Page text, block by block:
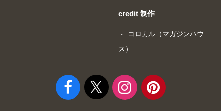
credit 制作
コロカル（マガジンハウ
ス）